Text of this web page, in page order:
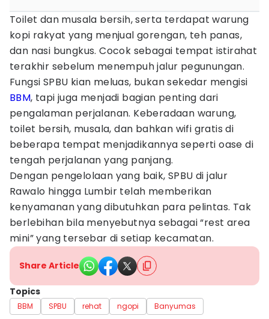
Toilet dan musala bersih, serta terdapat warung
kopi rakyat yang menjual gorengan, teh panas,
dan nasi bungkus. Cocok sebagai tempat istirahat
terakhir sebelum menempuh jalur pegunungan.
Fungsi SPBU kian meluas, bukan sekedar mengisi
BBM, tapi juga menjadi bagian penting dari
pengalaman perjalanan. Keberadaan warung,
toilet bersih, musala, dan bahkan wifi gratis di
beberapa tempat menjadikannya seperti oase di
tengah perjalanan yang panjang.
Dengan pengelolaan yang baik, SPBU di jalur
Rawalo hingga Lumbir telah memberikan
kenyamanan yang dibutuhkan para pelintas. Tak
berlebihan bila menyebutnya sebagai “rest area
mini” yang tersebar di setiap kecamatan.
Share Article
Topics
BBM SPBU rehat ngopi Banyumas